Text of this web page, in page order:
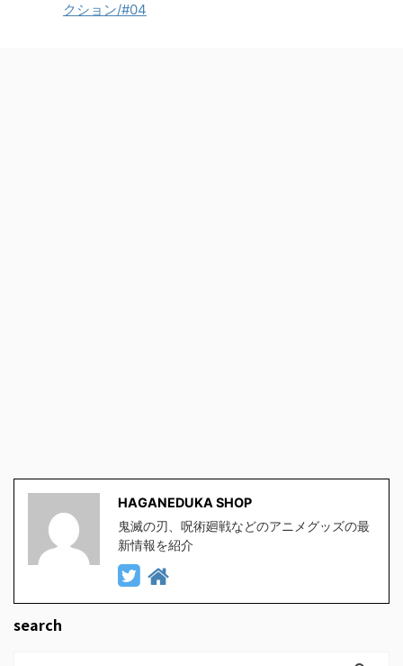
クション/#04
HAGANEDUKA SHOP
鬼滅の刃、呪術廻戦などのアニメグッズの最
新情報を紹介
search